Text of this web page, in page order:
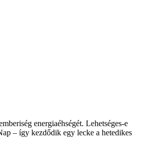
energiaéhségét. Lehetséges-e
– így kezdődik egy lecke a hetedikes